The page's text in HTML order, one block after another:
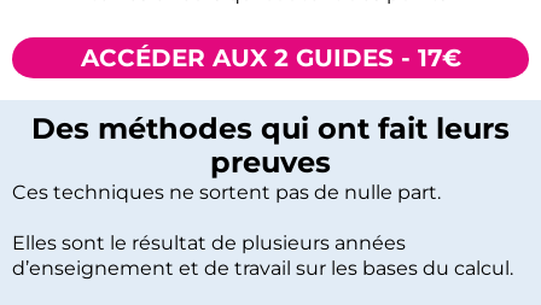
ACCÉDER AUX 2 GUIDES - 17€
Des méthodes qui ont fait leurs
preuves
Ces techniques ne sortent pas de nulle part.
Elles sont le résultat de plusieurs années
d’enseignement et de travail sur les bases du calcul.